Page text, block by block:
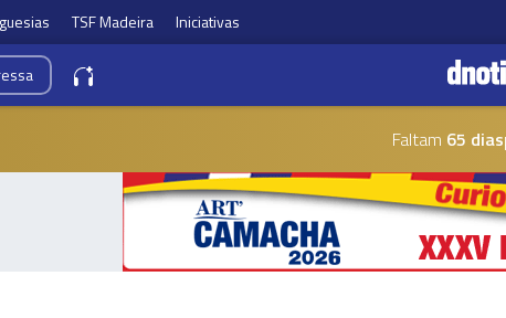
TSF Madeira Iniciativas
Faltam 65 dias